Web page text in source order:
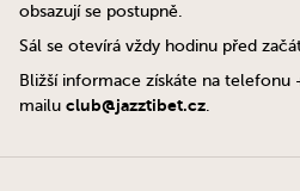
obsazují se postupně.
Sál se otevírá vždy hodinu před
Bližší informace získáte na
mailu club@jazztibet.cz